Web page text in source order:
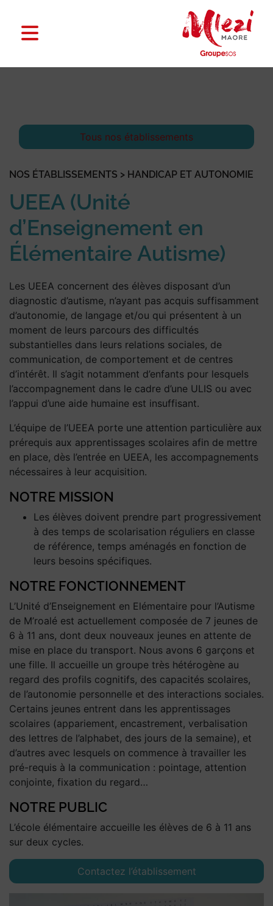
Tous nos établissements
NOS ÉTABLISSEMENTS > HANDICAP ET AUTONOMIE
UEEA (Unité
d’Enseignement en
Élémentaire Autisme)
Les UEEA concernent des élèves disposant d’un
diagnostic d’autisme, n’ayant pas acquis suffisamment
d’autonomie, de langage et/ou qui présentent à un
moment de leurs parcours des difficultés
substantielles dans leurs relations sociales, de
communication, de comportement et de centres
d’intérêt. Il s’agit notamment d’enfants pour lesquels
l’accompagnement dans le cadre d’une ULIS ou avec
l’appui d’une aide humaine est insuffisant.
L’équipe de l’UEEA porte une attention particulière aux
prérequis aux apprentissages scolaires afin de mettre
en place, dès l’entrée en UEEA, les accompagnements
nécessaires à leur acquisition.
NOTRE MISSION
Les élèves doivent prendre part progressivement
à des temps de scolarisation réguliers en classe
de référence, temps aménagés en fonction de
leurs besoins spécifiques.
NOTRE FONCTIONNEMENT
L’Unité d’Enseignement en Elémentaire pour l’Autisme
de M’roalé est actuellement composée de 7 jeunes de
6 à 11 ans, dont deux nouveaux jeunes en attente de
mise en place du transport. Nous avons 6 garçons et
une fille. Il accueille un groupe très hétérogène au
regard des profils cognitifs, des capacités scolaires,
de l’autonomie personnelle et des interactions sociales.
Certains jeunes entrent dans les apprentissages
scolaires (appariement, encastrement, verbalisation
des lettres de l’alphabet, des jours de la semaine), et
d’autres avec lesquels on commence à travailler les
pré-requis à la communication : pointage, attention
conjointe, fixation du regard…
NOTRE PUBLIC
L’école élémentaire accueille les élèves de 6 à 11 ans
sur deux cycles.
Contactez l’établissement